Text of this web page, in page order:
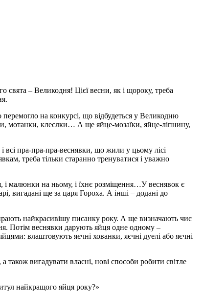
свята – Великодня! Цієї весни, як і щороку, треба
на конкурсі, що відбудеться у Великодню
мотанки, клеєлки… А ще яйце-мозаїки, яйце-ліпнину,
всі пра-пра-пра-веснявки, що жили у цьому лісі
треба тільки старанно тренуватися і уважно
і малюнки на ньому, і їхнє розміщення…У веснявок є
вигадані ще за царя Гороха. А інші – додані до
найкрасивішу писанку року. А ще визначають чиє
Потім веснявки дарують яйця одне одному –
влаштовують яєчні хованки, яєчні дуелі або яєчні
також вигадувати власні, нові способи робити світле
найкращого яйця року?»